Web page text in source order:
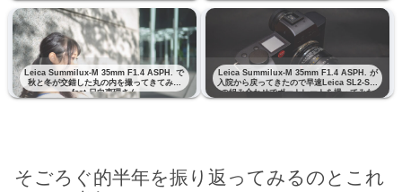
Leica Summilux-M 35mm F1.4 ASPH. で
秋と冬が交錯した丸の内を撮ってきてみた
feat 日向恵理さん
Leica Summilux-M 35mm F1.4 ASPH. が
入院から戻ってきたので早速Leica SL2-Sと
の組み合わせでポートレートを撮ってみた
feat りりさん
そごろぐ的半年を振り返ってみるのとこれ